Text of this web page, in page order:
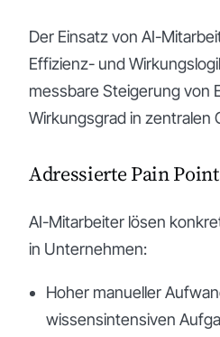
Der Einsatz von AI-
Effizienz- und
messbare Steigerung von
Wirkungsgrad in zentralen
Adressierte Pain
AI-Mitarbeiter lösen
in Unternehmen:
Hoher manueller
wissensintensiven